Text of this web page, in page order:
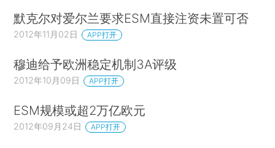
默克尔对爱尔兰要求ESM直接注资未置可否
2012年11月02日 APP打开
穆迪给予欧洲稳定机制3A评级
2012年10月09日 APP打开
ESM规模或超2万亿欧元
2012年09月24日 APP打开